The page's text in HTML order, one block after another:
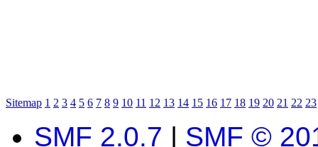
Sitemap 1 2 3 4 5 6 7 8 9 10 11 12 13 14 15 16 17 18 19 20 21 22 23
SMF 2.0.7 | SMF ©